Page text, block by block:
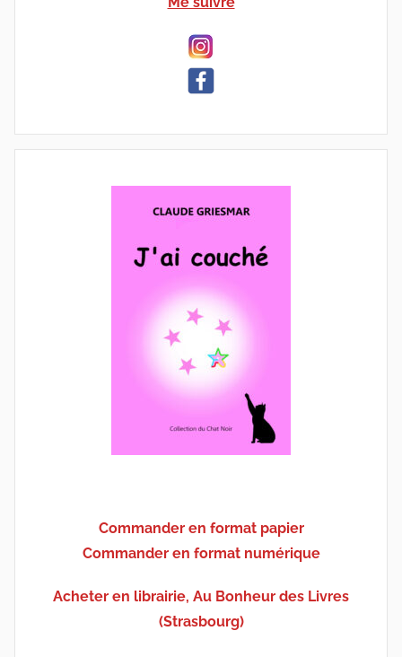
Commander en format papier
Commander en format numérique
Acheter en librairie, Au Bonheur des Livres
(Strasbourg)